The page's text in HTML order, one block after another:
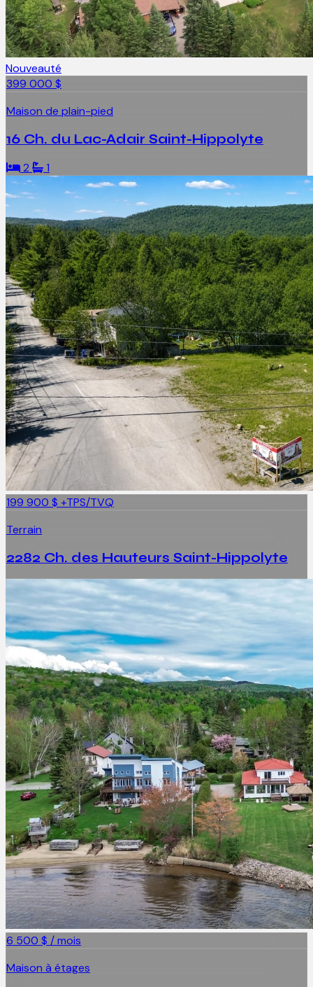
Nouveauté
399 000 $
Maison de plain-pied
16 Ch. du Lac-Adair Saint-Hippolyte
2 1
199 900 $ +TPS/TVQ
Terrain
2282 Ch. des Hauteurs Saint-Hippolyte
6 500 $ / mois
Maison à étages